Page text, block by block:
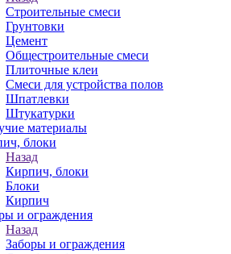
Строительные смеси
Грунтовки
Цемент
Общестроительные смеси
Плиточные клеи
Смеси для устройства полов
Шпатлевки
Штукатурки
материалы
блоки
Назад
Кирпич, блоки
Блоки
Кирпич
и ограждения
Назад
Заборы и ограждения